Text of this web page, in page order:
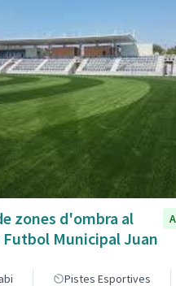
zones d'ombra al
Futbol Municipal Juan
Pistes Esportives